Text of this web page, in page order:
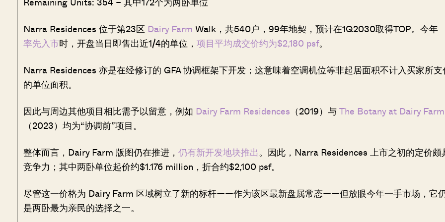
Narra Residences 位于第23区 Dairy Farm Walk，共540户，99年地契，预计在1Q2030取得TOP。今年
率先入市时，开盘当日即售出近1/4的单位， 项目平均成交价约为$2,180 psf。
Narra Residences 亦是在经修订的 GFA 协调框架下开发；这意味着空调机位等非起居面积不计入买家所支
的单位面积。
因此与周边其他项目相比需予以留意，例如 Dairy Farm Residences （2019）与The Botany at Dairy Farm
（2023）均为“协调前”项目。
整体而言，Dairy Farm 版图仍在推进， 仍有新开发地块推出。因此，Narra Residences 上市之初的定价颇
竞争力；其中两卧单位起价约$1.176 million，折合约$2,100 psf。
尽管这一价格为 Dairy Farm 区域树立了新的标杆——作为该区最新盘属常态——但放眼今年一手市场，它
是两卧最为亲民的选择之一。